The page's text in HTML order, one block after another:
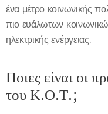
ένα μέτρο κοινωνικής
πιο ευάλωτων
ηλεκτρικής ενέργειας.
Ποιες είναι οι
του Κ.Ο.Τ.;